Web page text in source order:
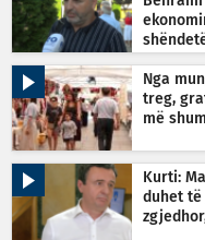
Nga
treg,
më
Kurti:
duhet